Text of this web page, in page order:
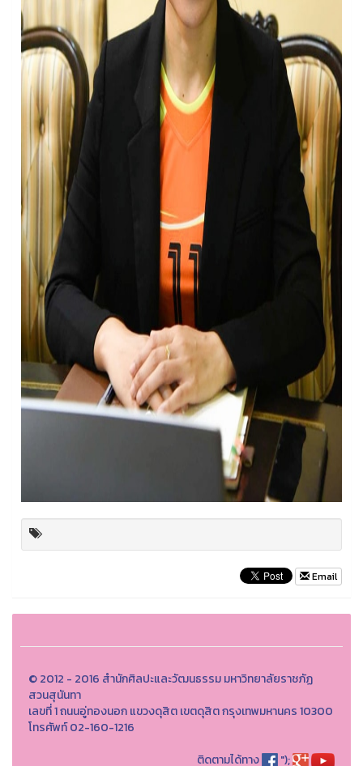
Email
© 2012 - 2016 สำนักศิลปะและวัฒนธรรม มหาวิทยาลัยราชภัฏ
สวนสุนันทา
เลขที่ 1 ถนนอู่ทองนอก แขวงดุสิต เขตดุสิต กรุงเทพมหานคร 10300
โทรศัพท์ 02-160-1216
ติดตามได้ทาง
");